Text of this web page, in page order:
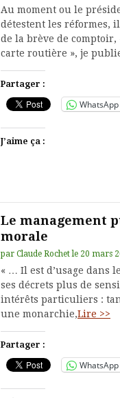
Au moment ou le
détestent les réformes,
de la brève de comptoir,
carte routière », je
Partager :
WhatsApp
J’aime ça :
Le management
morale
par Claude Rochet le 20 mars
« … Il est d’usage dans
ses décrets plus de
intérêts particuliers :
une monarchie,Lire >>
Partager :
WhatsApp